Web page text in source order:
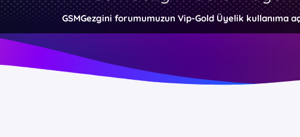
GSMGezgini forumumuzun Vip-Gold Üyelik kullanıma